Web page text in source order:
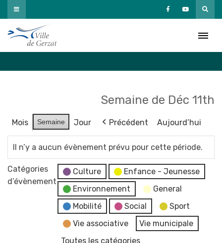
Passer
au
contenu
Semaine de Déc 11th
Mois Semaine Jour Précédent Aujourd’hui
Il n’y a aucun évènement prévu pour cette période.
Catégories
d’évènement
Culture
Enfance - Jeunesse
Environnement
General
Mobilité
Social
Sport
Vie associative
Vie municipale
Toutes les catégories